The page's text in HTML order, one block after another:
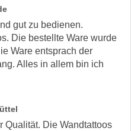
gut zu bedienen.
Die bestellte Ware wurde
Ware entsprach der
Alles in allem bin ich
Qualität. Die Wandtattoos